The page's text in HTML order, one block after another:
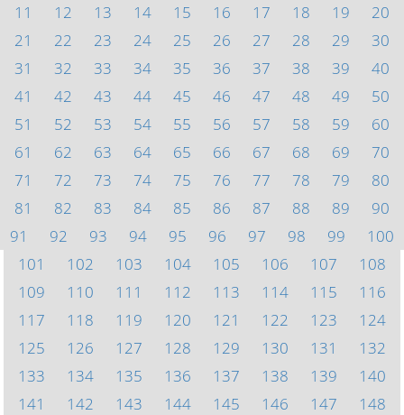
11
12 13 14 15 16 17 18 19
20
21
22 23 24 25 26 27 28 29
30
31
32 33 34 35 36 37 38 39
40
41
42 43 44 45 46 47 48 49
50
51
52 53 54 55 56 57 58 59
60
61
62 63 64 65 66 67 68 69
70
71
72 73 74 75 76 77 78 79
80
81
82 83 84 85 86 87 88 89
90
91
92 93 94 95 96 97 98 99
100
101
102 103 104 105 106 107
108
109
110 111 112 113 114 115
116
117
118 119 120 121 122 123
124
125
126 127 128 129 130 131
132
133
134 135 136 137 138 139
140
141
142 143 144 145 146 147
148